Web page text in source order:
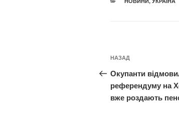
Навігація
записів
Попередній
запис:
НАЗАД
Окупанти
референдуму на
вже роздають